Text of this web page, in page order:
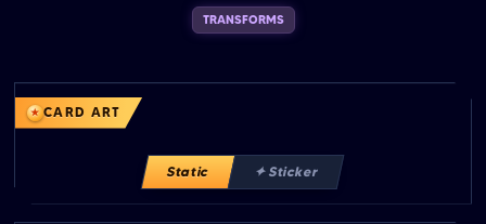
TRANSFORMS
CARD ART
Static ✦ Sticker